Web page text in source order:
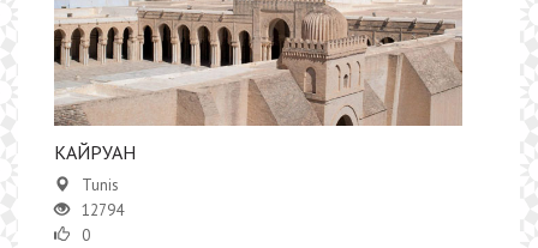
КАЙРУАН
Tunis
12794
0